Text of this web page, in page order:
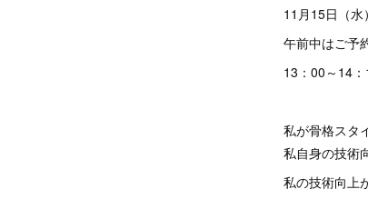
11月15日（水
午前中はご予
13：00～14
私が骨格スタ
私自身の技術
私の技術向上